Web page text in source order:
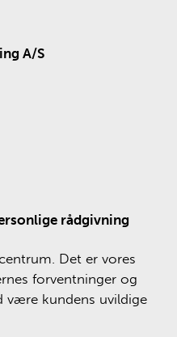
A/S
rådgivning
Det er vores
forventninger og
være kundens uvildige